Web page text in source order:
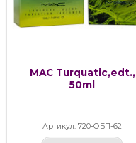
MAC Turquatic,edt.,
50ml
Артикул: 720-ОБП-62